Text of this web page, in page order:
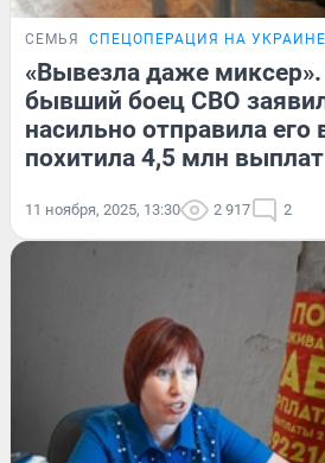
СЕМЬЯ СПЕЦОПЕРАЦИЯ НА УКРАИНЕ
«Вывезла даже
бывший боец СВО
насильно отправила его
похитила 4,5 млн выплат
11 ноября, 2025, 13:30 2 917 2